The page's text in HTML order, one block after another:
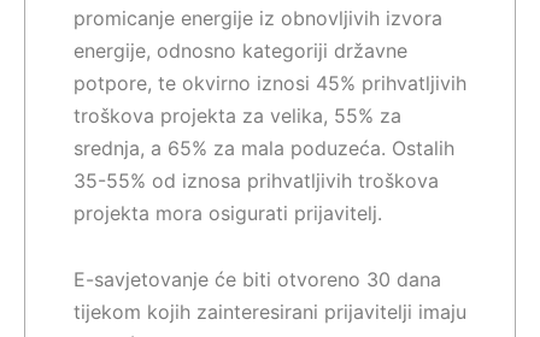
promicanje energije iz obnovljivih izvora
energije, odnosno kategoriji državne
potpore, te okvirno iznosi 45% prihvatljivih
troškova projekta za velika, 55% za
srednja, a 65% za mala poduzeća. Ostalih
35-55% od iznosa prihvatljivih troškova
projekta mora osigurati prijavitelj.
E-savjetovanje će biti otvoreno 30 dana
tijekom kojih zainteresirani prijavitelji imaju